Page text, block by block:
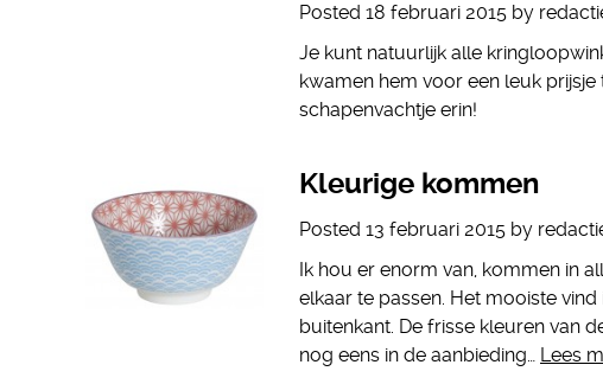
Posted 18 februari 2015 by
Je kunt natuurlijk alle
kwamen hem voor een leuk
schapenvachtje erin!
Kleurige kommen
Posted 13 februari 2015 by
Ik hou er enorm van, kommen in
elkaar te passen. Het mooiste
buitenkant. De frisse kleuren van
nog eens in de aanbieding… Lees